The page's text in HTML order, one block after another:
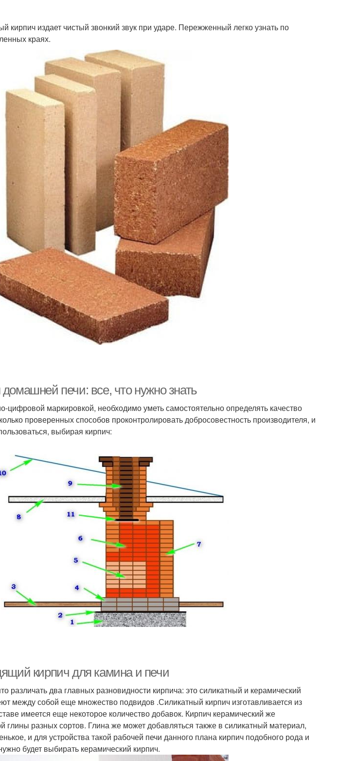
издает чистый звонкий звук при ударе. Пережженный легко узнать по
краях.
печи: все, что нужно знать
цифровой маркировкой, необходимо уметь самостоятельно определять качество
проверенных способов проконтролировать добросовестность производителя, и
выбирая кирпич:
кирпич для камина и печи
различать два главных разновидности кирпича: это силикатный и керамический
между собой еще множество подвидов .Силикатный кирпич изготавливается из
имеется еще некоторое количество добавок. Кирпич керамический же
глины разных сортов. Глина же может добавляться также в силикатный материал,
и для устройства такой рабочей печи данного плана кирпич подобного рода и
будет выбирать керамический кирпич.